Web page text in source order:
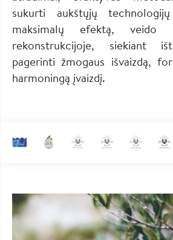
sukurti aukštųjų
maksimalų efektą,
rekonstrukcijoje, siekiant
pagerinti žmogaus išvaizdą,
harmoningą įvaizdį.